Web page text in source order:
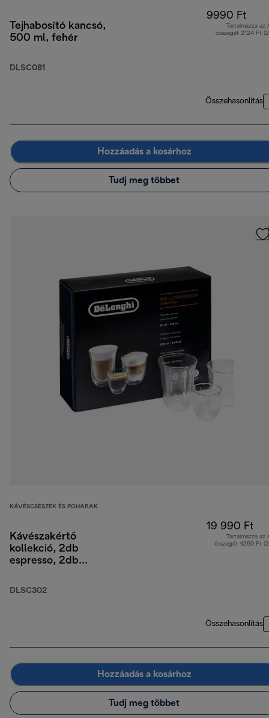
Tejhabosító kancsó,
500 ml, fehér
DLSC081
9990 Ft
Tartalmazza az
összegét 2124 Ft
Összehasonlítás
Hozzáadás a kosárhoz
Tudj meg többet
KÁVÉSCSÉSZÉK ÉS POHARAK
Kávészakértő
kollekció, 2db
espresso, 2db
macchiato duplafalú
DLSC302
19 990 Ft
Tartalmazza az
összegét 4250 Ft
Összehasonlítás
Hozzáadás a kosárhoz
Tudj meg többet